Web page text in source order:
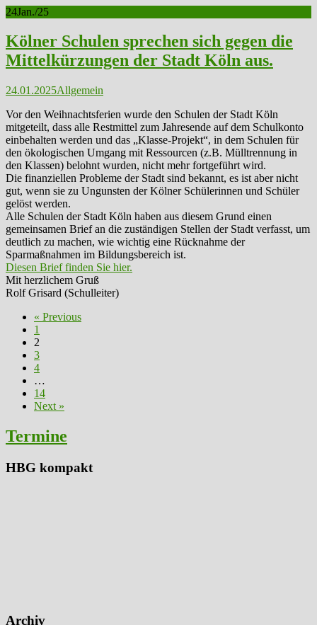
24Jan./25
Kölner Schulen sprechen sich gegen die
Mittelkürzungen der Stadt Köln aus.
24.01.2025Allgemein
Vor den Weihnachtsferien wurde den Schulen der Stadt Köln
mitgeteilt, dass alle Restmittel zum Jahresende auf dem Schulkonto
einbehalten werden und das „Klasse-Projekt“, in dem Schulen für
den ökologischen Umgang mit Ressourcen (z.B. Mülltrennung in
den Klassen) belohnt wurden, nicht mehr fortgeführt wird.
Die finanziellen Probleme der Stadt sind bekannt, es ist aber nicht
gut, wenn sie zu Ungunsten der Kölner Schülerinnen und Schüler
gelöst werden.
Alle Schulen der Stadt Köln haben aus diesem Grund einen
gemeinsamen Brief an die zuständigen Stellen der Stadt verfasst, um
deutlich zu machen, wie wichtig eine Rücknahme der
Sparmaßnahmen im Bildungsbereich ist.
Diesen Brief finden Sie hier.
Mit herzlichem Gruß
Rolf Grisard (Schulleiter)
Posts
navigation
« Previous
1
2
3
4
…
14
Next »
Termine
HBG kompakt
Archiv